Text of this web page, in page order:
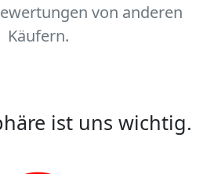
von anderen
Käufern.
ist uns wichtig.